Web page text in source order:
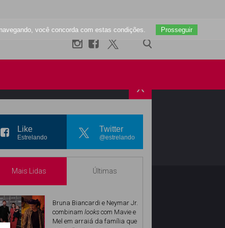
você concorda com estas condições. Prosseguir
X
Like
Estrelando
Twitter
@estrelando
Mais Lidas Últimas
Bruna Biancardi e Neymar Jr.
combinam looks com Mavie e
Mel em arraiá da família que
INSTAGRAM